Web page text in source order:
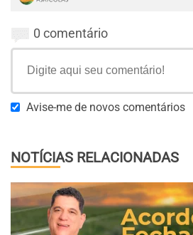
0 comentário
Avise-me de novos comentários
NOTÍCIAS RELACIONADAS